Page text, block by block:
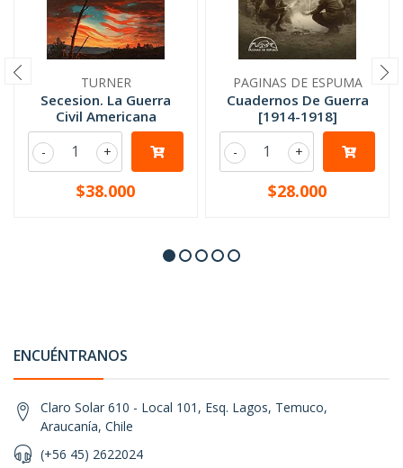
TURNER
Secesion. La Guerra
Civil Americana
+
-
$38.000
PAGINAS DE ESPUMA
Cuadernos De Guerra
[1914-1918]
+
-
$28.000
ENCUÉNTRANOS
Claro Solar 610 - Local 101, Esq. Lagos, Temuco,
Araucanía, Chile
(+56 45) 2622024